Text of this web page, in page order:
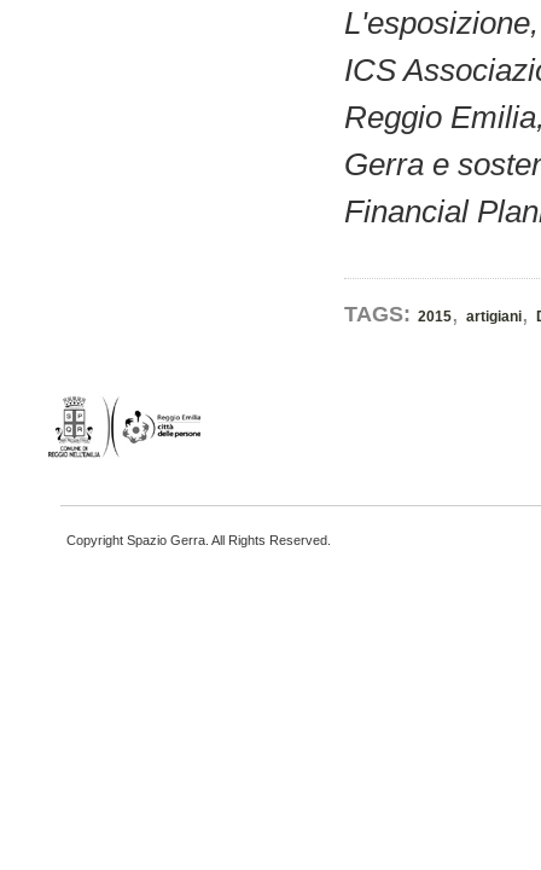
ICS
Reggio
Gerra e
Financial
TAGS: 2015, artigiani,
Copyright Spazio Gerra. All Rights Reserved.